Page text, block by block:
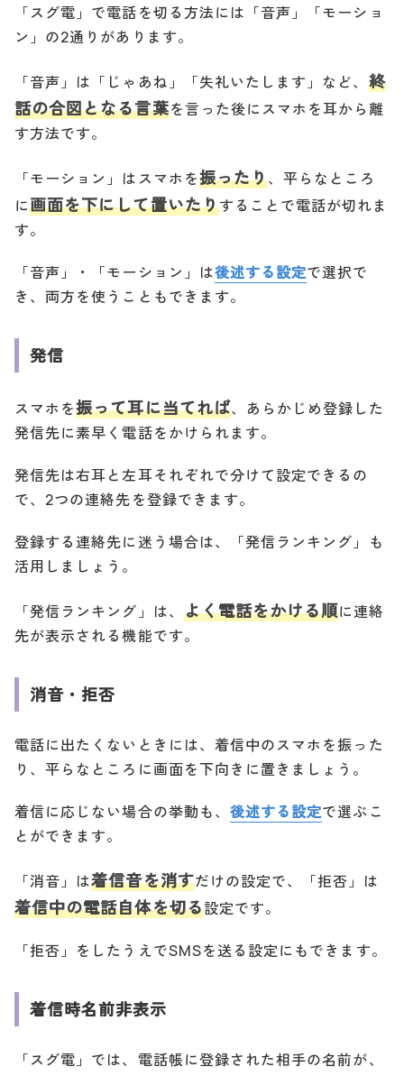
「スグ電」で電話を切る方法には「音声」「モーショ
ン」の2通りがあります。
「音声」は「じゃあね」「失礼いたします」など、 終
話の合図となる言葉を言った後にスマホを耳から離
す方法です。
「モーション」はスマホを振ったり、平らなところ
に画面を下にして置いたりすることで電話が切れま
す。
「音声」・「モーション」は後述する設定で選択で
き、両方を使うこともできます。
発信
スマホを振って耳に当てれば、あらかじめ登録した
発信先に素早く電話をかけられます。
発信先は右耳と左耳それぞれで分けて設定できるの
で、2つの連絡先を登録できます。
登録する連絡先に迷う場合は、「発信ランキング」も
活用しましょう。
「発信ランキング」は、 よく電話をかける順に連絡
先が表示される機能です。
消音・拒否
電話に出たくないときには、着信中のスマホを振った
り、平らなところに画面を下向きに置きましょう。
着信に応じない場合の挙動も、 後述する設定で選ぶこ
とができます。
「消音」は着信音を消すだけの設定で、「拒否」は
着信中の電話自体を切る設定です。
「拒否」をしたうえでSMSを送る設定にもできます。
着信時名前非表示
「スグ電」では、電話帳に登録された相手の名前が、